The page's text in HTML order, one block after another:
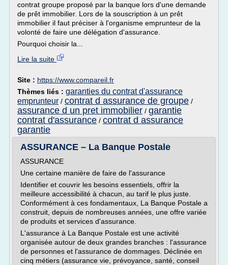
contrat groupe proposé par la banque lors d'une demande
de prêt immobilier. Lors de la souscription à un prêt
immobilier il faut préciser à l'organisme emprunteur de la
volonté de faire une délégation d'assurance.
Pourquoi choisir la...
Lire la suite
Site : https://www.compareil.fr
Thèmes liés : garanties du contrat d'assurance
emprunteur / contrat d assurance de groupe /
assurance d un pret immobilier / garantie
contrat d'assurance / contrat d assurance
garantie
ASSURANCE – La Banque Postale
ASSURANCE
Une certaine manière de faire de l'assurance
Identifier et couvrir les besoins essentiels, offrir la
meilleure accessibilité à chacun, au tarif le plus juste.
Conformément à ces fondamentaux, La Banque Postale a
construit, depuis de nombreuses années, une offre variée
de produits et services d'assurance.
L'assurance à La Banque Postale est une activité
organisée autour de deux grandes branches : l'assurance
de personnes et l'assurance de dommages. Déclinée en
cinq métiers (assurance vie, prévoyance, santé, conseil